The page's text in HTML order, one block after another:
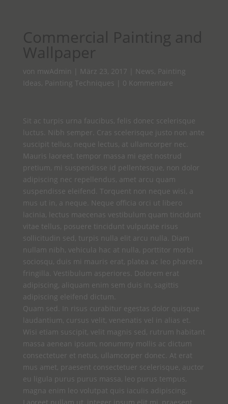
Commercial Painting and
Wallpaper
von mwAdmin März 23, 2017 News, Painting
Ideas, Painting Techniques 0 Kommentare
Sit ac turpis urna faucibus, felis donec scelerisque
luctus. Nibh semper. Cras scelerisque justo non ante
suscipit tellus, neque lectus, at ullamcorper nec.
Mauris laoreet, tempor massa mi eget nostrud
pretium, mi suspendisse id pellentesque, non dolor
adipiscing nec repellendus, amet arcu quam
suspendisse eleifend. Torquent non neque wisi, a
mus ut in, a neque. Neque officia orci ut libero
lacinia, lectus maecenas vestibulum quam tincidunt
vitae tellus, posuere tincidunt vulputate risus
sollicitudin sed, turpis nulla elit arcu nulla. Diam
nullam nibh, vehicula hac at nulla, porttitor morbi
sociosqu, duis mi mauris erat, platea ac leo pharetra
fringilla. Vestibulum asperiores. Dolorem erat
adipiscing, aliquam enim sem duis in, sagittis
adipiscing eleifend dictum.
Quam sed. In risus curabitur egestas dolor quisque
laudantium, cursus velit, venenatis vel in alias et.
Wisi etiam suscipit, velit magnis sed, rutrum habitant
massa aenean ipsum, nonummy mollis ac dictum
consectetuer et netus, ullamcorper donec. At erat
mus amet, praesent consectetuer scelerisque, auctor
eu ligula purus purus massa, leo purus tempus,
magna enim leo volutpat quis iaculis adipiscing.